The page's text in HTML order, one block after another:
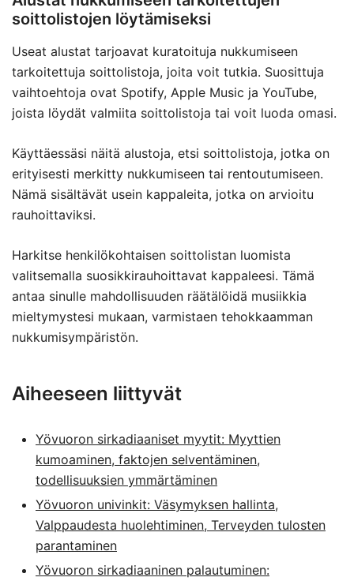
soittolistojen löytämiseksi
Useat alustat tarjoavat kuratoituja nukkumiseen
tarkoitettuja soittolistoja, joita voit tutkia. Suosittuja
vaihtoehtoja ovat Spotify, Apple Music ja YouTube,
joista löydät valmiita soittolistoja tai voit luoda omasi.
Käyttäessäsi näitä alustoja, etsi soittolistoja, jotka on
erityisesti merkitty nukkumiseen tai rentoutumiseen.
Nämä sisältävät usein kappaleita, jotka on arvioitu
rauhoittaviksi.
Harkitse henkilökohtaisen soittolistan luomista
valitsemalla suosikkirauhoittavat kappaleesi. Tämä
antaa sinulle mahdollisuuden räätälöidä musiikkia
mieltymystesi mukaan, varmistaen tehokkaamman
nukkumisympäristön.
Aiheeseen liittyvät
Yövuoron sirkadiaaniset myytit: Myyttien
kumoaminen, faktojen selventäminen,
todellisuuksien ymmärtäminen
Yövuoron univinkit: Väsymyksen hallinta,
Valppaudesta huolehtiminen, Terveyden tulosten
parantaminen
Yövuoron sirkadiaaninen palautuminen: